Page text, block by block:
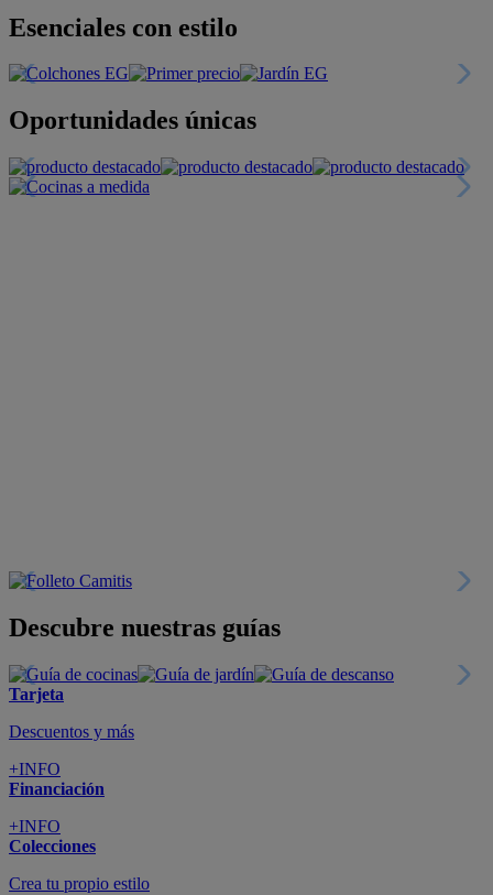
Esenciales con estilo
Oportunidades únicas
Descubre nuestras guías
Tarjeta
Descuentos y más
+INFO
Financiación
+INFO
Colecciones
Crea tu propio estilo